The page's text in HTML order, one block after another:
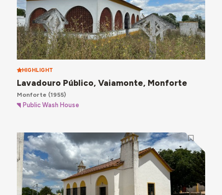
HIGHLIGHT
Lavadouro Público, Vaiamonte, Monforte
Monforte (1955)
Public Wash House